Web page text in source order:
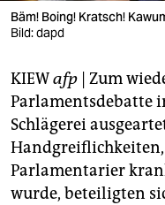
veranstaltungen
fragen & hilfe
unterstützen
abo
genossenschaft
Bäm! Boing! Kratsch!
Bild: dapd
KIEWafp | Zum
Parlamentsdebatte
Schlägerei
Parlamentarier
wurde, beteiligten